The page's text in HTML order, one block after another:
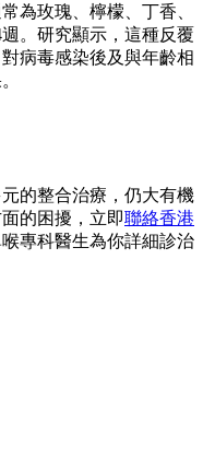
為玫瑰、檸檬、丁香、
。研究顯示，這種反覆
病毒感染後及與年齡相
的整合治療，仍大有機
的困擾，立即聯絡香港
喉專科醫生為你詳細診治